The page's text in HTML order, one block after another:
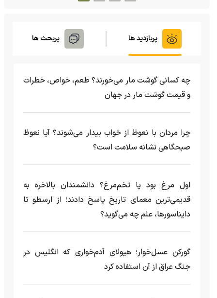
پربازدید ها پربحث ها
چه کسانی گوشت مار می‌خورند؟ طعم، خواص، خطرات
و قیمت گوشت مار در جهان
چرا مردان با نعوظ از خواب بیدار می‌شوند؟ آیا نعوظ
صبحگاهی نشانه سلامت است؟
اول مرغ بود یا تخم‌مرغ؟ دانشمندان بالاخره به
قدیمی‌ترین معمای تاریخ پاسخ دادند؛ از ارسطو تا
دایناسورها، علم چه می‌گوید؟
گورکن عسل‌خوار؛ هیولای آدم‌خواری که انگلیس در
جنگ عراق از آن استفاده کرد